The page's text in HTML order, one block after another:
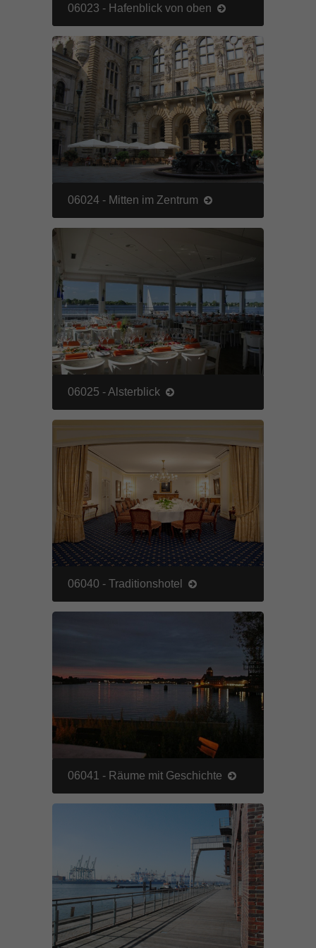
06023 - Hafenblick von oben
06024 - Mitten im Zentrum
06025 - Alsterblick
06040 - Traditionshotel
06041 - Räume mit Geschichte
Inhalte von Videoplattformen und Social-Media-Plattformen werden
standardmäßig blockiert. Wenn Cookies von externen Medien akzeptiert
werden, bedarf der Zugriff auf diese Inhalte keiner manuellen Einwilligung
Cookie-Informationen anzeigen
powered by Borlabs Cookie Datenschutzerklärung